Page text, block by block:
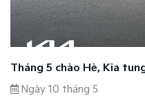
Tháng 5 chào Hè, Kia
Ngày 10 tháng 5